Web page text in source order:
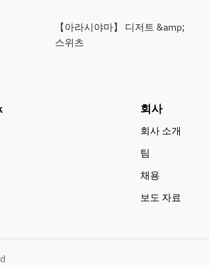
【아라시야마】 디저트 &amp;
스위츠
회사
회사 소개
팀
채용
보도 자료